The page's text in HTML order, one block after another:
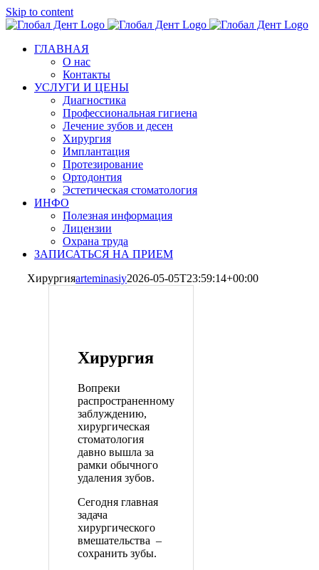
Skip to content
ГЛАВНАЯ
О нас
Контакты
УСЛУГИ И ЦЕНЫ
Диагностика
Профессиональная гигиена
Лечение зубов и десен
Хирургия
Имплантация
Протезирование
Ортодонтия
Эстетическая стоматология
ИНФО
Полезная информация
Лицензии
Охрана труда
ЗАПИСАТЬСЯ НА ПРИЕМ
Хирургияarteminasiy2026-05-05T23:59:14+00:00
Хирургия
Вопреки
распространенному
заблуждению,
хирургическая
стоматология
давно вышла за
рамки обычного
удаления зубов.
Сегодня главная
задача
хирургического
вмешательства –
сохранить зубы.